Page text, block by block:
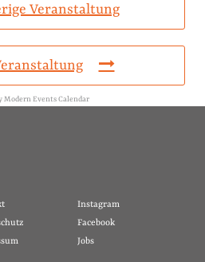
Veranstaltung
Modern Events Calendar
Instagram
Facebook
Jobs